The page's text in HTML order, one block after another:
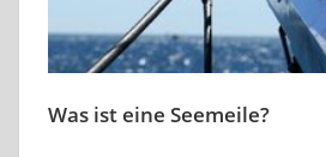
Was ist eine Seemeile?